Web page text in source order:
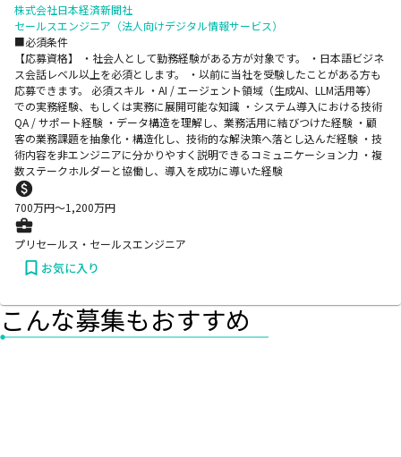
株式会社日本経済新聞社
セールスエンジニア（法人向けデジタル情報サービス）
■必須条件
【応募資格】 ・社会人として勤務経験がある方が対象です。 ・日本語ビジネ
ス会話レベル以上を必須とします。 ・以前に当社を受験したことがある方も
応募できます。 必須スキル ・AI / エージェント領域（生成AI、LLM活用等）
での実務経験、もしくは実務に展開可能な知識 ・システム導入における技術
QA / サポート経験 ・データ構造を理解し、業務活用に結びつけた経験 ・顧
客の業務課題を抽象化・構造化し、技術的な解決策へ落とし込んだ経験 ・技
術内容を非エンジニアに分かりやすく説明できるコミュニケーション力 ・複
数ステークホルダーと協働し、導入を成功に導いた経験
700万円〜1,200万円
プリセールス・セールスエンジニア
お気に入り
こんな募集もおすすめ